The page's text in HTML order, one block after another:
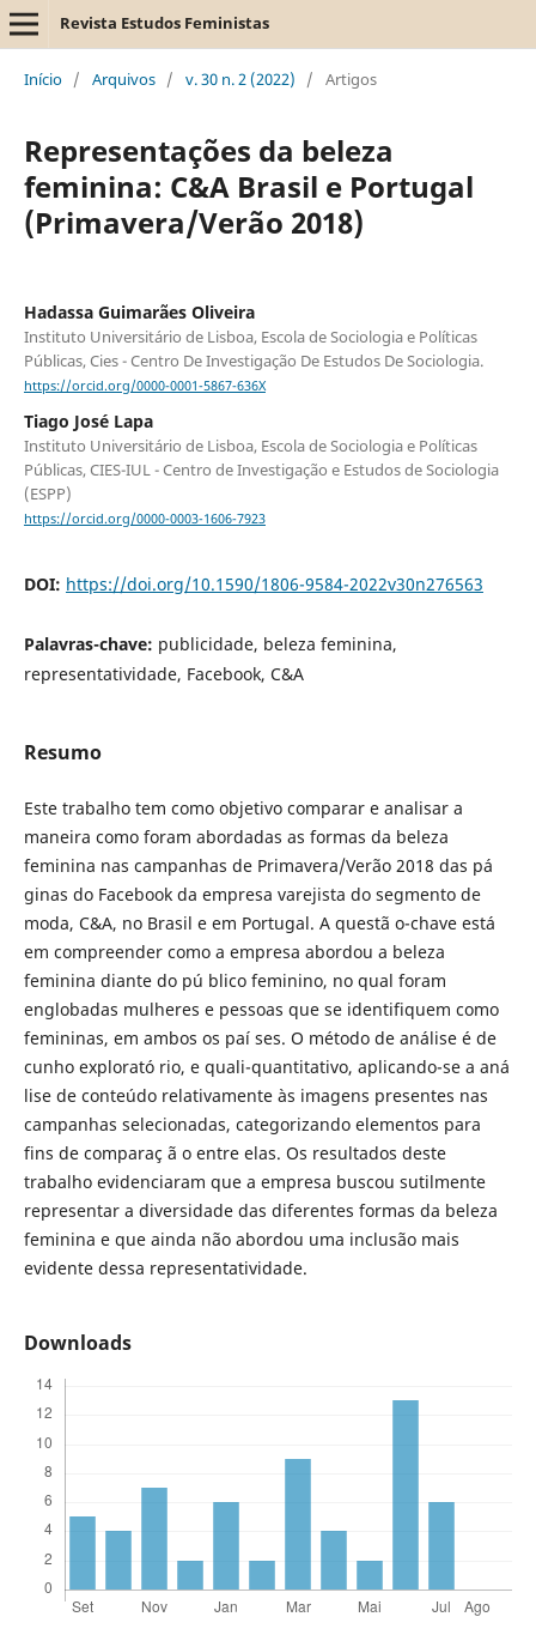
Revista Estudos Feministas
Início / Arquivos / v. 30 n. 2 (2022) / Artigos
Representações da beleza
feminina: C&A Brasil e Portugal
(Primavera/Verão 2018)
Hadassa Guimarães Oliveira
Instituto Universitário de Lisboa, Escola de Sociologia e Políticas
Públicas, Cies - Centro De Investigação De Estudos De Sociologia.
https://orcid.org/0000-0001-5867-636X
Tiago José Lapa
Instituto Universitário de Lisboa, Escola de Sociologia e Políticas
Públicas, CIES-IUL - Centro de Investigação e Estudos de Sociologia
(ESPP)
https://orcid.org/0000-0003-1606-7923
DOI: https://doi.org/10.1590/1806-9584-2022v30n276563
Palavras-chave: publicidade, beleza feminina,
representatividade, Facebook, C&A
Resumo
Este trabalho tem como objetivo comparar e analisar a
maneira como foram abordadas as formas da beleza
feminina nas campanhas de Primavera/Verão 2018 das pá
ginas do Facebook da empresa varejista do segmento de
moda, C&A, no Brasil e em Portugal. A questã o-chave está
em compreender como a empresa abordou a beleza
feminina diante do pú blico feminino, no qual foram
englobadas mulheres e pessoas que se identifiquem como
femininas, em ambos os paí ses. O método de análise é de
cunho explorató rio, e quali-quantitativo, aplicando-se a aná
lise de conteúdo relativamente às imagens presentes nas
campanhas selecionadas, categorizando elementos para
fins de comparaç ã o entre elas. Os resultados deste
trabalho evidenciaram que a empresa buscou sutilmente
representar a diversidade das diferentes formas da beleza
feminina e que ainda não abordou uma inclusão mais
evidente dessa representatividade.
Downloads